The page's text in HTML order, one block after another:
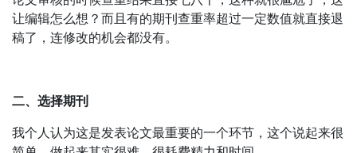
让编辑怎么想？而且有的期刊查重率超过一定数值就直接退
稿了，连修改的机会都没有。
二、选择期刊
我个人认为这是发表论文最重要的一个环节，这个说起来很